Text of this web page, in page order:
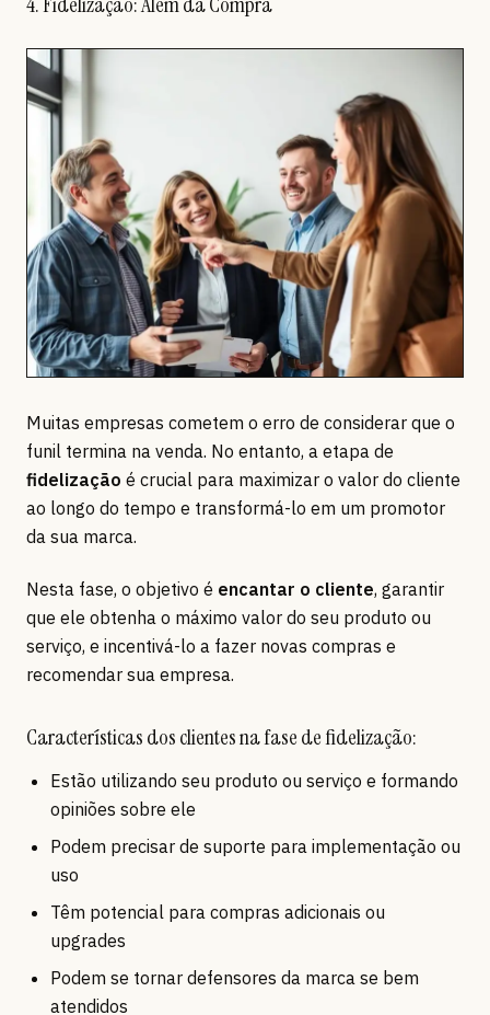
Muitas empresas cometem o erro de considerar que o
funil termina na venda. No entanto, a etapa de
fidelização é crucial para maximizar o valor do cliente
ao longo do tempo e transformá-lo em um promotor
da sua marca.
Nesta fase, o objetivo é encantar o cliente, garantir
que ele obtenha o máximo valor do seu produto ou
serviço, e incentivá-lo a fazer novas compras e
recomendar sua empresa.
Características dos clientes na fase de fidelização:
Estão utilizando seu produto ou serviço e formando
opiniões sobre ele
Podem precisar de suporte para implementação ou
uso
Têm potencial para compras adicionais ou
upgrades
Podem se tornar defensores da marca se bem
atendidos